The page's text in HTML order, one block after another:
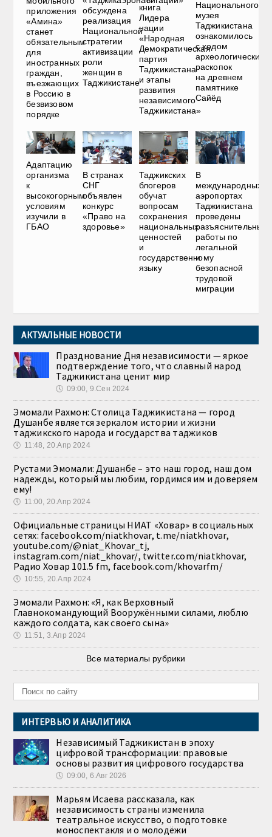
приложения
«Амина»
станет
обязательным
для
иностранных
граждан,
въезжающих
в Россию в
безвизовом
порядке
обсуждена
реализация
Национальной
стратегии
активизации
роли
женщин в
Таджикистане
книга
Лидера
нации
«Народная
Демократическая
партия
Таджикистана
и этапы
развития
независимого
Таджикистана»
Национального
музея
Таджикистана
ознакомилось
с ходом
археологических
раскопок
на древнем
памятнике
Сайёд
Адаптацию
организма
к
высокогорным
условиям
изучили в
ГБАО
В странах
СНГ
объявлен
конкурс
«Право на
здоровье»
Таджикских
блогеров
обучат
вопросам
сохранения
национальных
ценностей
и
государственному
языку
В
международных
аэропортах
Таджикистана
проведены
разъяснительные
работы по
легальной
и
безопасной
трудовой
миграции
АКТУАЛЬНЫЕ НОВОСТИ
Празднование Дня независимости — яркое
подтверждение того, что славный народ
Таджикистана ценит мир
🕔 09:00, 9.Сен 2024
Эмомали Рахмон: Столица Таджикистана — город
Душанбе является зеркалом истории и жизни
таджикского народа и государства таджиков
🕔 11:48, 20.Апр 2024
Рустами Эмомали: Душанбе – это наш город, наш дом
надежды, который мы любим, гордимся им и доверяем
ему!
🕔 11:00, 20.Апр 2024
Официальные страницы НИАТ «Ховар» в социальных
сетях: facebook.com/niatkhovar, t.me/niatkhovar,
youtube.com/@niat_Khovar_tj,
instagram.com/niat_khovar/, twitter.com/niatkhovar,
Радио Ховар 101.5 fm, facebook.com/khovarfm/
🕔 10:55, 20.Апр 2024
Эмомали Рахмон: «Я, как Верховный
Главнокомандующий Вооружёнными силами, люблю
каждого солдата, как своего сына»
🕔 11:51, 3.Апр 2024
Все материалы рубрики
ИНТЕРВЬЮ И АНАЛИТИКА
Независимый Таджикистан в эпоху
цифровой трансформации: правовые
основы развития цифрового государства
🕔 09:00, 6.Авг 2026
Марьям Исаева рассказала, как
независимость страны изменила
театральное искусство, о подготовке
моноспектакля и о молодёжи